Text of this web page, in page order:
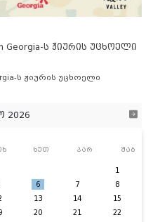
in Georgia-ს ჟიურის უცხოელი
ს ჟიურის უცხოელი
2026
ხუთ პარ შაბ
1
6 7
8
13 14
15
20 21
22